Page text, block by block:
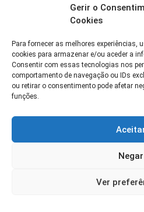
Gerir o
Cookies
Para fornecer as melhores experiências,
cookies para armazenar e/ou aceder a
Consentir com essas tecnologias nos
comportamento de navegação ou IDs
ou retirar o consentimento pode afetar
funções.
Negar
Ver
melhores da actualidade passam
Para informações ou